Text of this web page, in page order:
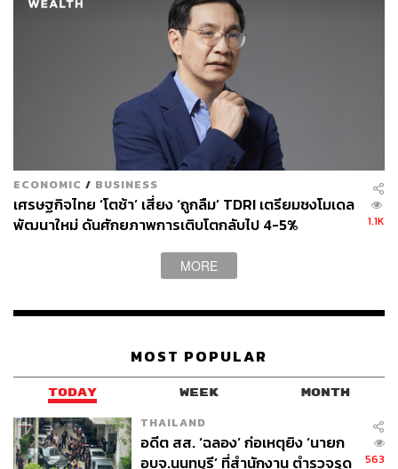
ECONOMIC / BUSINESS
เศรษฐกิจไทย ‘โตช้า’ เสี่ยง ‘ถูกลืม’ TDRI เตรียมชงโมเดล
พัฒนาใหม่ ดันศักยภาพการเติบโตกลับไป 4-5%
1.1K
MORE
MOST POPULAR
TODAY WEEK MONTH
THAILAND
อดีต สส. ‘ฉลอง’ ก่อเหตุยิง ‘นายก
อบจ.นนทบุรี’ ที่สำนักงาน ตำรวจรุด
563